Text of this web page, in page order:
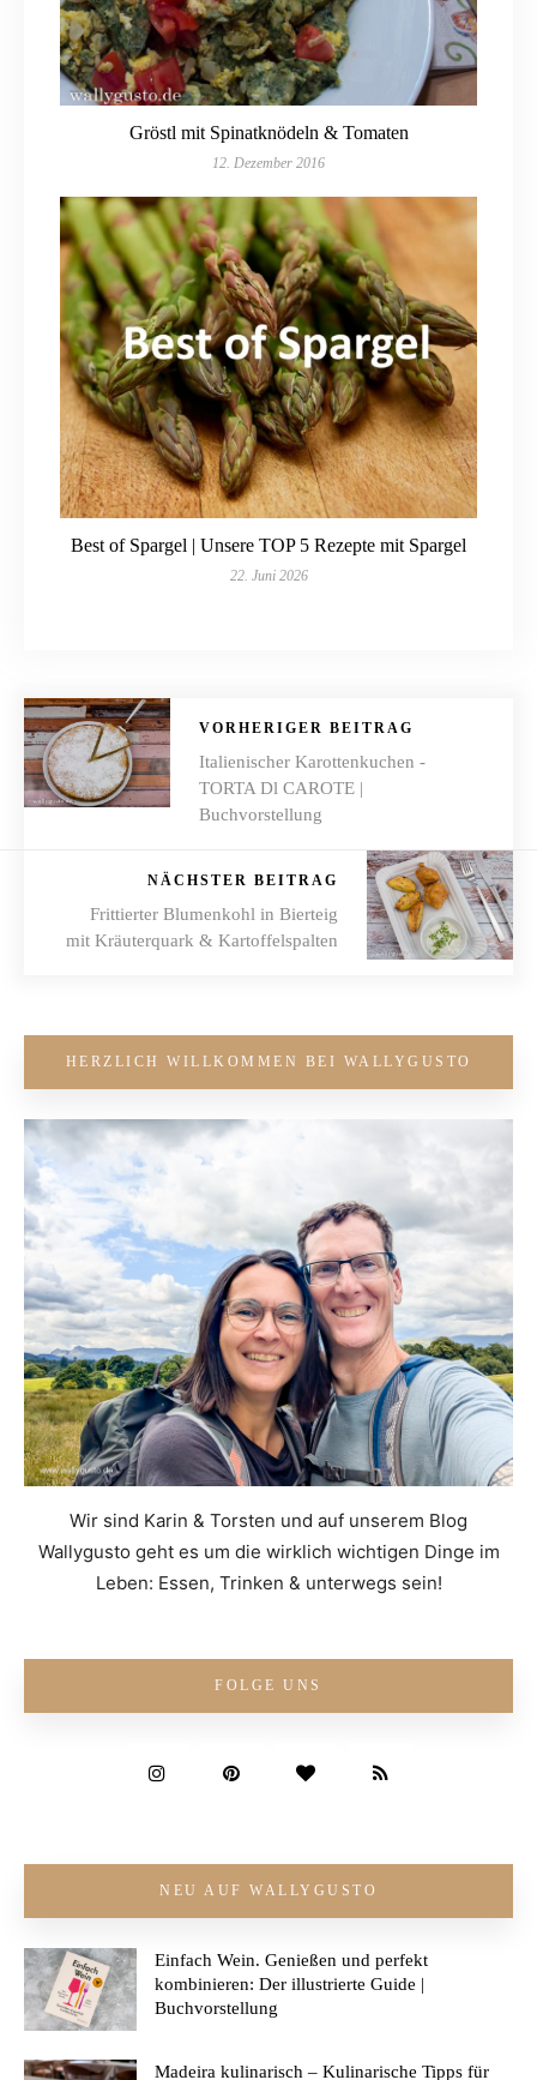
Gröstl mit Spinatknödeln & Tomaten
12. Dezember 2016
Best of Spargel | Unsere TOP 5 Rezepte mit Spargel
22. Juni 2026
VORHERIGER BEITRAG
Italienischer Karottenkuchen -
TORTA Dl CAROTE |
Buchvorstellung
NÄCHSTER BEITRAG
Frittierter Blumenkohl in Bierteig
mit Kräuterquark & Kartoffelspalten
HERZLICH WILLKOMMEN BEI WALLYGUSTO
Wir sind Karin & Torsten und auf unserem Blog
Wallygusto geht es um die wirklich wichtigen Dinge im
Leben: Essen, Trinken & unterwegs sein!
FOLGE UNS
NEU AUF WALLYGUSTO
Einfach Wein. Genießen und perfekt
kombinieren: Der illustrierte Guide |
Buchvorstellung
Madeira kulinarisch – Kulinarische Tipps für